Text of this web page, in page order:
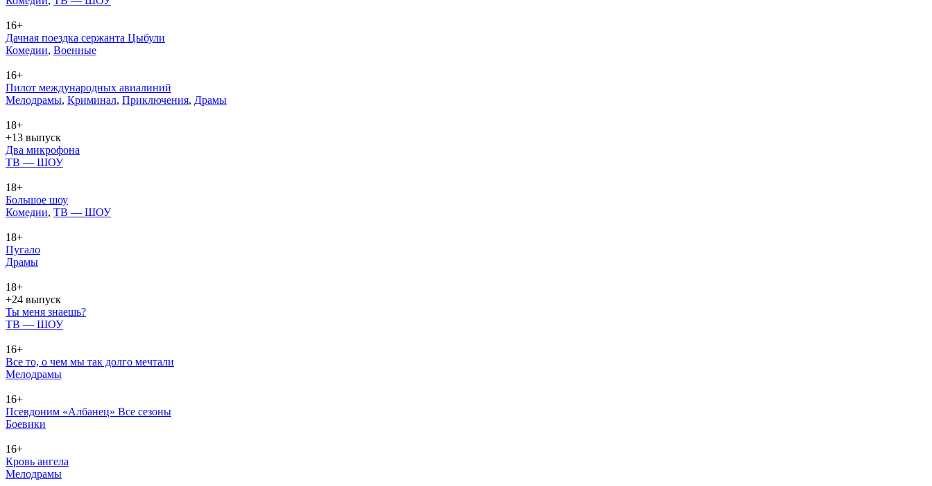
16+
Дачная поездка сержанта Цыбули
Ко­ме­дии, Во­ен­ные
16+
Пилот международных авиалиний
Ме­ло­дра­мы, Кри­ми­нал, При­клю­че­ния, Дра­мы
18+
+13 выпуск
Два микрофона
ТВ — ШОУ
18+
Большое шоу
Ко­ме­дии, ТВ — ШОУ
18+
Пугало
Дра­мы
18+
+24 выпуск
Ты меня знаешь?
ТВ — ШОУ
16+
Все то, о чем мы так долго мечтали
Ме­ло­дра­мы
16+
Псевдоним «Албанец» Все сезоны
Бое­ви­ки
16+
Кровь ангела
Ме­ло­дра­мы